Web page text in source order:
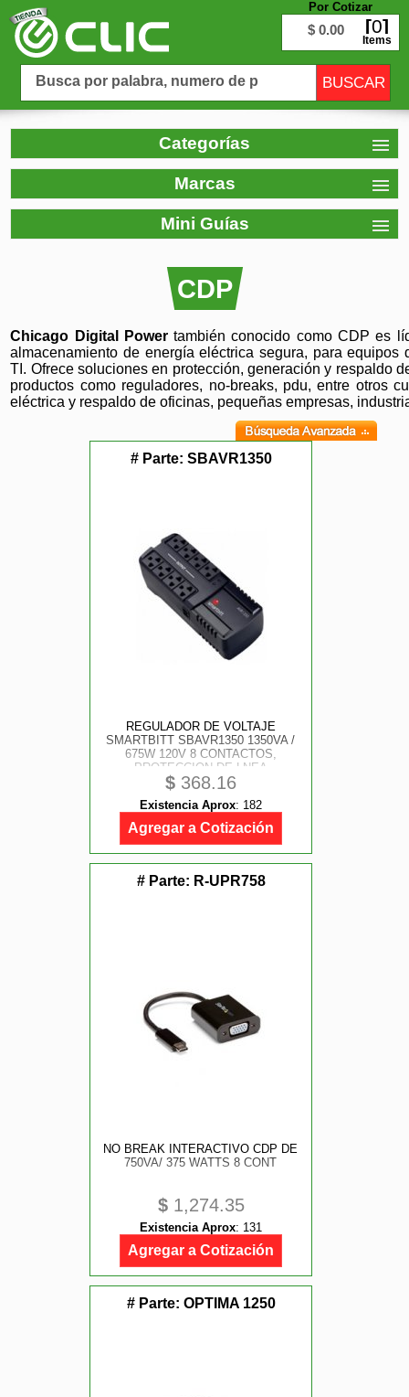
Por Cotizar
$ 0.00 0
Items
Categorías
Marcas
Mini Guías
CDP
Chicago Digital Powertambién conocido como CDP es
almacenamiento de energía eléctrica segura, para equipos
TI. Ofrece soluciones en protección, generación y respaldo
productos como reguladores, no-breaks, pdu, entre otros
eléctrica y respaldo de oficinas, pequeñas empresas,
# Parte: SBAVR1350
REGULADOR DE VOLTAJE
SMARTBITT SBAVR1350 1350VA /
675W 120V 8 CONTACTOS,
PROTECCION DE LNEA
TELEFONICA RJ-11
$ 368.16
Existencia Aprox: 182
Agregar a Cotización
# Parte: R-UPR758
NO BREAK INTERACTIVO CDP DE
750VA/ 375 WATTS 8 CONT
$1,274.35
Existencia Aprox: 131
Agregar a Cotización
# Parte: OPTIMA 1250